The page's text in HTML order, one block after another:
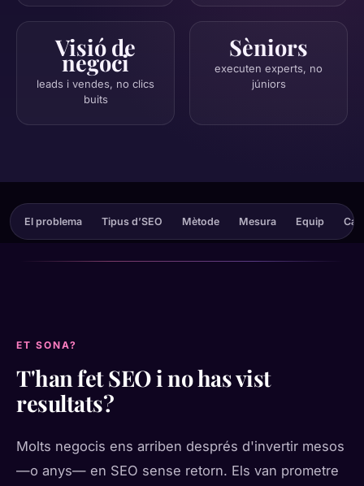
Visió de
negoci
leads i vendes, no clics
buits
Sèniors
executen experts, no
júniors
El problema Tipus d’SEO Mètode Mesura Equip
ET SONA?
T'han fet SEO i no has vist
resultats?
Molts negocis ens arriben després d'invertir mesos
—o anys— en SEO sense retorn. Els van prometre